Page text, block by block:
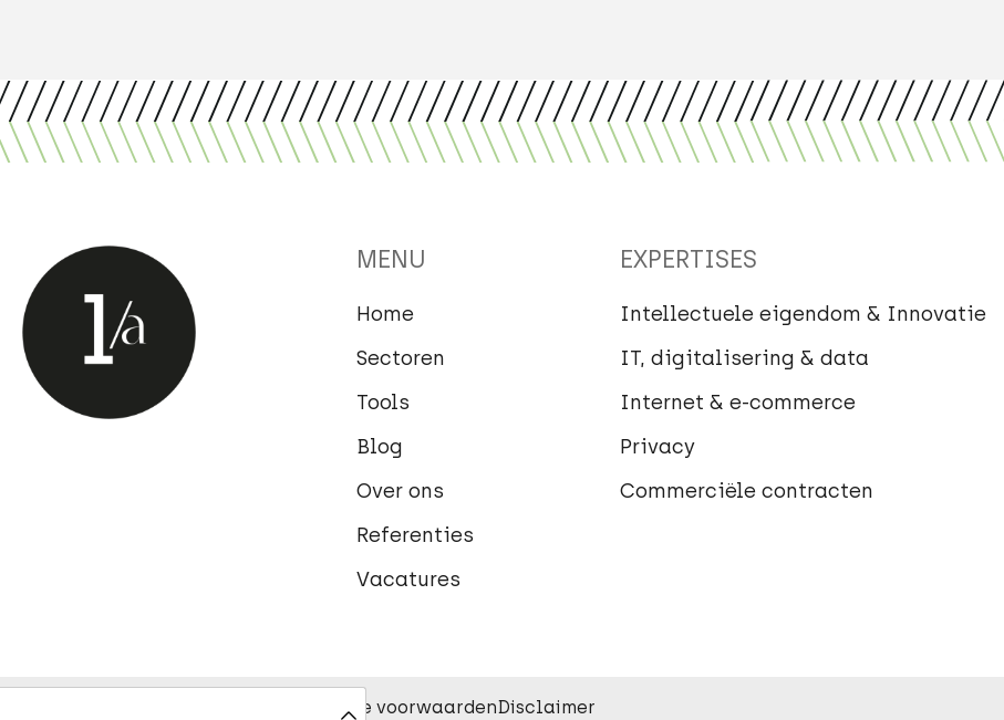
MENU
Home
Sectoren
Tools
Blog
Over ons
Referenties
Vacatures
EXPERTISES
Intellectuele eigendom & Innovatie
IT, digitalisering & data
Internet & e-commerce
Privacy
Commerciële contracten
Algemene voorwaardenDisclaimer